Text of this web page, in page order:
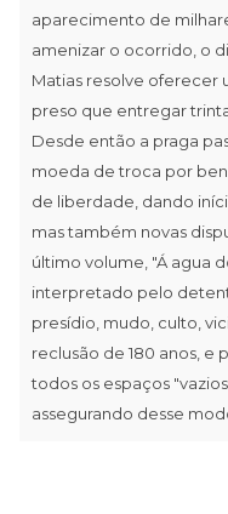
aparecimento de
amenizar o ocorrido, o
Matias resolve oferecer
preso que entregar
Desde então a praga
moeda de troca por
de liberdade, dando
mas também novas
último volume, "Á agua
interpretado pelo
presídio, mudo, culto,
reclusão de 180 anos, e
todos os espaços
assegurando desse